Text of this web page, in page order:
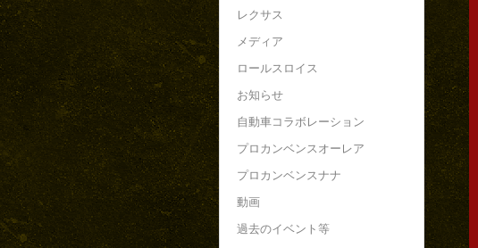
レクサス
メディア
ロールスロイス
お知らせ
自動車コラボレーション
プロカンベンスオーレア
プロカンベンスナナ
動画
過去のイベント等